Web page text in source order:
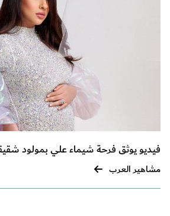
فيديو يوثق فرحة شيماء علي بمولود
مشاهير العرب